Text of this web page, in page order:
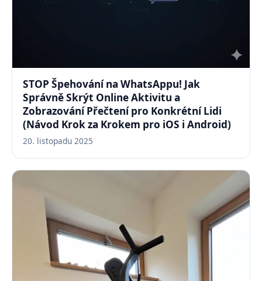
STOP Špehování na WhatsAppu! Jak
Správně Skrýt Online Aktivitu a
Zobrazování Přečtení pro Konkrétní Lidi
(Návod Krok za Krokem pro iOS i Android)
20. listopadu 2025